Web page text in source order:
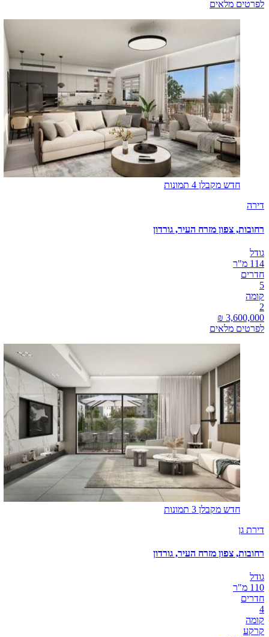
לפרטים מלאים
חדש מקבלן 4 תמונות
דירה
רחובות, צפון מזרח העיר, גורדון
גודל
114 מ"ר
חדרים
5
קומה
2
לפרטים מלאים
חדש מקבלן 3 תמונות
דירת גן
רחובות, צפון מזרח העיר, גורדון
גודל
110 מ"ר
חדרים
4
קומה
קרקע